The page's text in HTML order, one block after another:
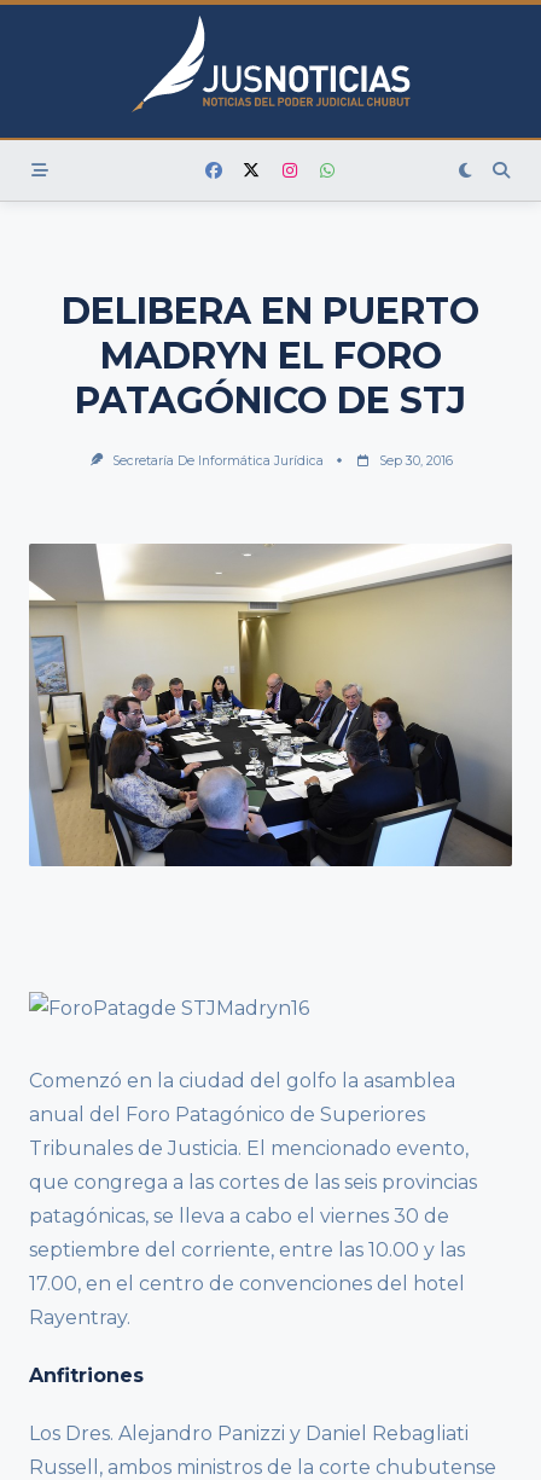
Skip
DELIBERA EN PUERTO
MADRYN EL FORO
PATAGÓNICO DE STJ
Secretaría De Informática Jurídica Sep 30, 2016
Comenzó en la ciudad del golfo la asamblea
anual del Foro Patagónico de Superiores
Tribunales de Justicia. El mencionado evento,
que congrega a las cortes de las seis provincias
patagónicas, se lleva a cabo el viernes 30 de
septiembre del corriente, entre las 10.00 y las
17.00, en el centro de convenciones del hotel
Rayentray.
Anfitriones
Los Dres. Alejandro Panizzi y Daniel Rebagliati
Russell, ambos ministros de la corte chubutense